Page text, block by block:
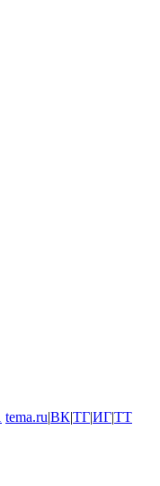
tema.ru|ВК|ТГ|ИГ|ТТ